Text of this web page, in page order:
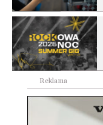
Reklama